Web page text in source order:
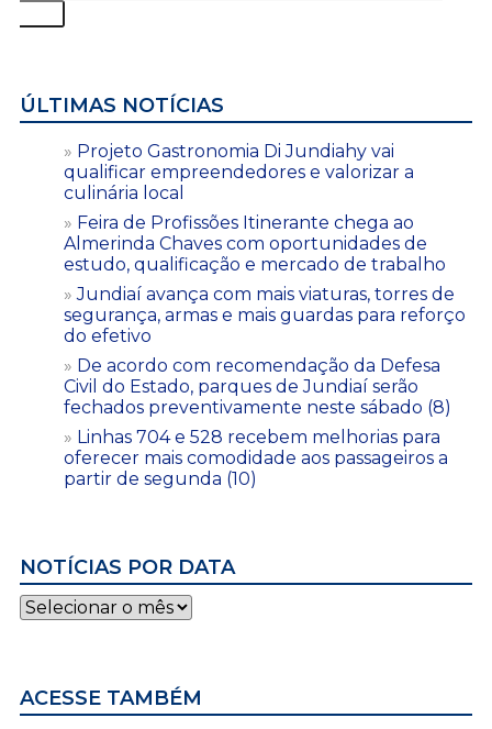
ÚLTIMAS NOTÍCIAS
Projeto Gastronomia Di Jundiahy vai
qualificar empreendedores e valorizar a
culinária local
Feira de Profissões Itinerante chega ao
Almerinda Chaves com oportunidades de
estudo, qualificação e mercado de trabalho
Jundiaí avança com mais viaturas, torres de
segurança, armas e mais guardas para reforço
do efetivo
De acordo com recomendação da Defesa
Civil do Estado, parques de Jundiaí serão
fechados preventivamente neste sábado (8)
Linhas 704 e 528 recebem melhorias para
oferecer mais comodidade aos passageiros a
partir de segunda (10)
NOTÍCIAS POR DATA
Notícias
por
ACESSE TAMBÉM